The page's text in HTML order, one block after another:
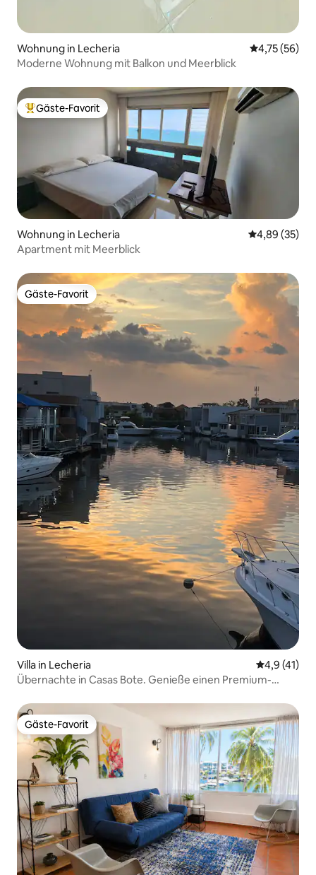
Wohnung in Lecheria
4,75 (56)
Moderne Wohnung mit Balkon und Meerblick
Beliebter Gäste-Favorit.
Gäste-Favorit
Wohnung in Lecheria
4,89 (35)
Apartment mit Meerblick
Gäste-Favorit
Gäste-Favorit
Villa in Lecheria
4,9 (41)
Übernachte in Casas Bote. Genieße einen Premium-
Gäste-Favorit
Gäste-Favorit